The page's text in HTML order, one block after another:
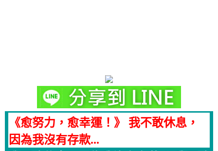
《愈努力，愈幸運！》 我不敢休息，
因為我沒有存款...